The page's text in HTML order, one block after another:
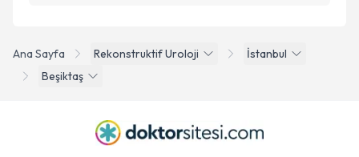
Ana Sayfa Rekonstruktif Uroloji
İstanbul
Beşiktaş